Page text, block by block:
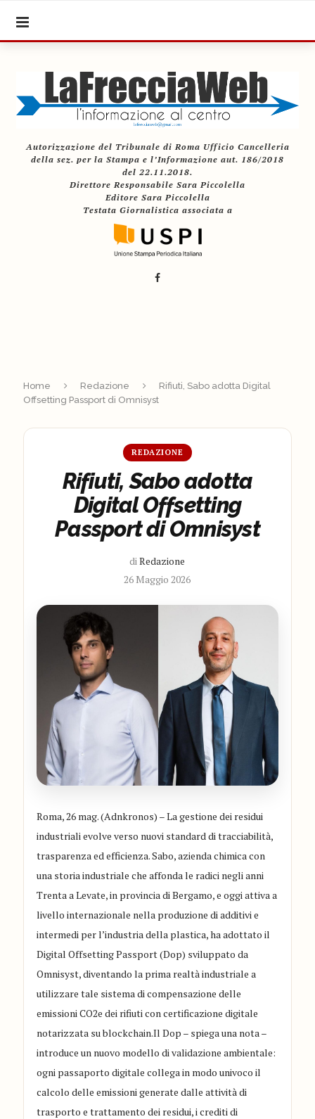
Autorizzazione del Tribunale di Roma Ufficio Cancelleria
della sez. per la Stampa e l’Informazione aut. 186/2018
del 22.11.2018.
Direttore Responsabile Sara Piccolella
Editore Sara Piccolella
Testata Giornalistica associata a
Home Redazione
Rifiuti, Sabo adotta Digital
Offsetting Passport di Omnisyst
REDAZIONE
Rifiuti, Sabo adotta
Digital Offsetting
Passport di Omnisyst
diRedazione
26 Maggio 2026
Roma, 26 mag. (Adnkronos) – La gestione dei residui
industriali evolve verso nuovi standard di tracciabilità,
trasparenza ed efficienza. Sabo, azienda chimica con
una storia industriale che affonda le radici negli anni
Trenta a Levate, in provincia di Bergamo, e oggi attiva a
livello internazionale nella produzione di additivi e
intermedi per l’industria della plastica, ha adottato il
Digital Offsetting Passport (Dop) sviluppato da
Omnisyst, diventando la prima realtà industriale a
utilizzare tale sistema di compensazione delle
emissioni CO2e dei rifiuti con certificazione digitale
notarizzata su blockchain.Il Dop – spiega una nota –
introduce un nuovo modello di validazione ambientale:
ogni passaporto digitale collega in modo univoco il
calcolo delle emissioni generate dalle attività di
trasporto e trattamento dei residui, i crediti di